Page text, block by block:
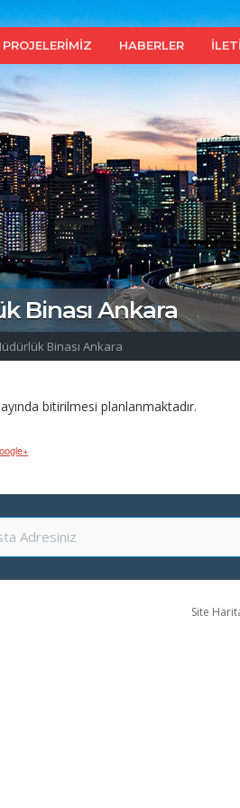
PROJELERİMİZ HABERLER
Binası Ankara
Binası Ankara
bitirilmesi planlanmaktadır.
Site